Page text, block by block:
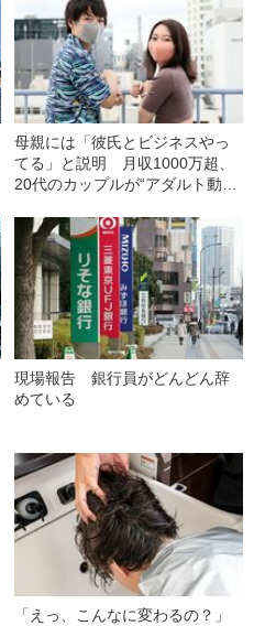
母親には「彼氏とビジネスやっ
てる」と説明 月収1000万超、
20代のカップルが“アダルト動画
現場報告 銀行員がどんどん辞
めている
「えっ、こんなに変わるの？」